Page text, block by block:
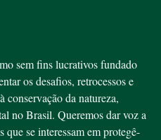
sem fins lucrativos fundado
os desafios, retrocessos e
conservação da natureza,
no Brasil. Queremos dar voz a
que se interessam em protegê-